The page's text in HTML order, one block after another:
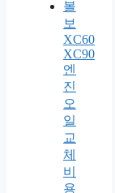
볼
보
XC60
XC90
엔
진
오
일
교
체
비
용